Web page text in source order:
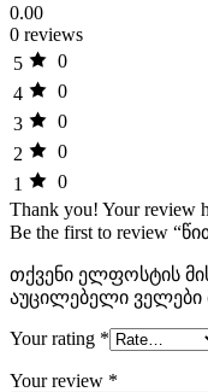
0.00
0 reviews
5
0
4
0
3
0
2
0
1
0
Thank you! Your review
Be the first to review
თქვენი ელფოსტის
აუცილებელი ველები
Your rating *
Your review *